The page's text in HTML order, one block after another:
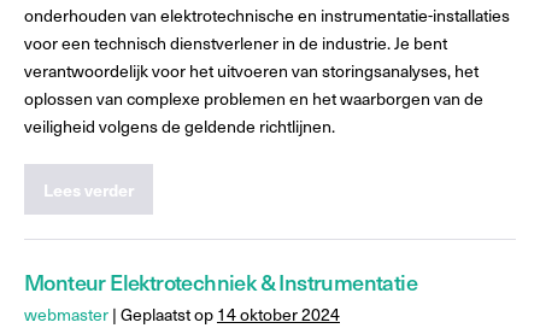
onderhouden van elektrotechnische en instrumentatie-installaties
voor een technisch dienstverlener in de industrie. Je bent
verantwoordelijk voor het uitvoeren van storingsanalyses, het
oplossen van complexe problemen en het waarborgen van de
veiligheid volgens de geldende richtlijnen.
Lees verder
Monteur Elektrotechniek & Instrumentatie
webmaster | Geplaatst op 14 oktober 2024